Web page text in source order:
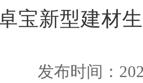
宝新型建材
发布时间：